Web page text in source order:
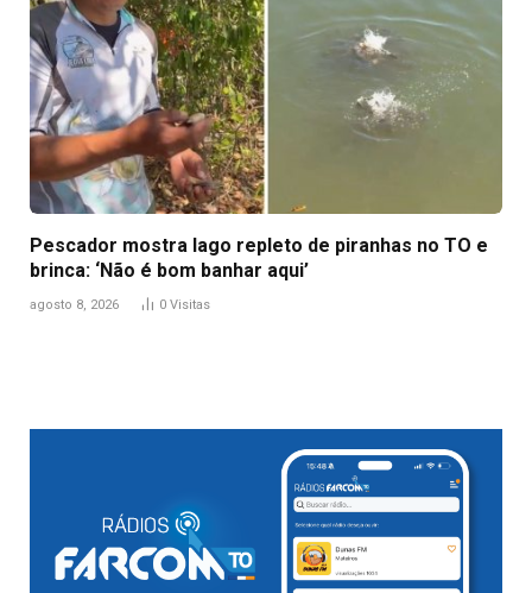
Pescador mostra lago repleto de piranhas no TO e
brinca: ‘Não é bom banhar aqui’
agosto 8, 2026 0 Visitas